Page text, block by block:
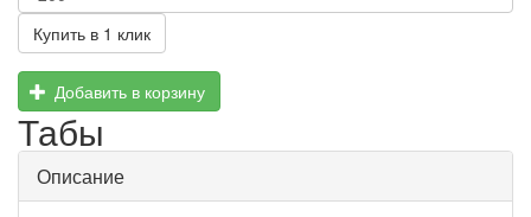
Купить в 1 клик
Добавить в корзину
Табы
Описание